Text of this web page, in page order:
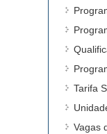
Tarifa
Vagas